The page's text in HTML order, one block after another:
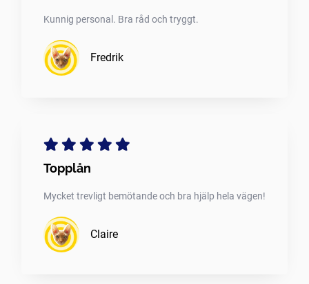
Kunnig personal. Bra råd och tryggt.
Fredrik
Topplån
Mycket trevligt bemötande och bra hjälp hela vägen!
Claire